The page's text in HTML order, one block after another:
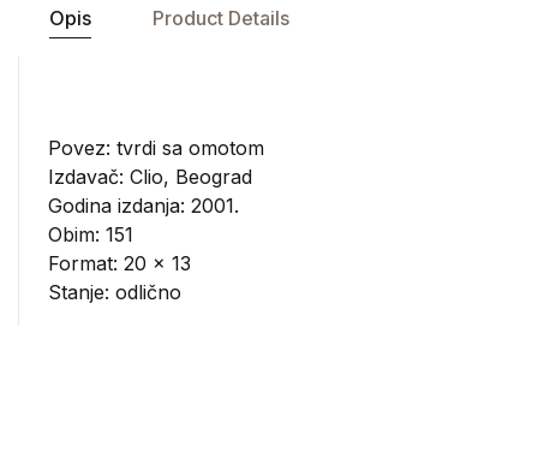
Opis Product Details
Povez: tvrdi sa omotom
Izdavač: Clio, Beograd
Godina izdanja: 2001.
Obim: 151
Format: 20 x 13
Stanje: odlično